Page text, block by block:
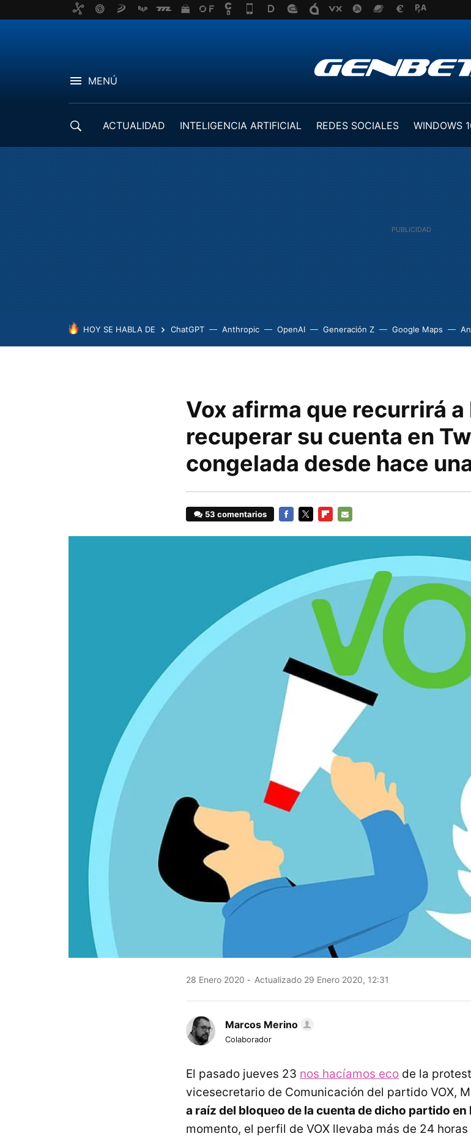
MENÚ
ACTUALIDAD INTELIGENCIA ARTIFICIAL REDES SOCIALES WINDOWS
HOY SE HABLA DE ChatGPT Anthropic OpenAI Generación Z Google Maps
Vox afirma que recurrirá
recuperar su cuenta en
congelada desde hace
53 comentarios
28 Enero 2020 Actualizado 29 Enero 2020, 12:31
Marcos Merino
Colaborador
El pasado jueves 23 nos hacíamos eco de la
vicesecretario de Comunicación del partido VOX,
a raíz del bloqueo de la cuenta de dicho partido en
momento, el perfil de VOX llevaba más de 24